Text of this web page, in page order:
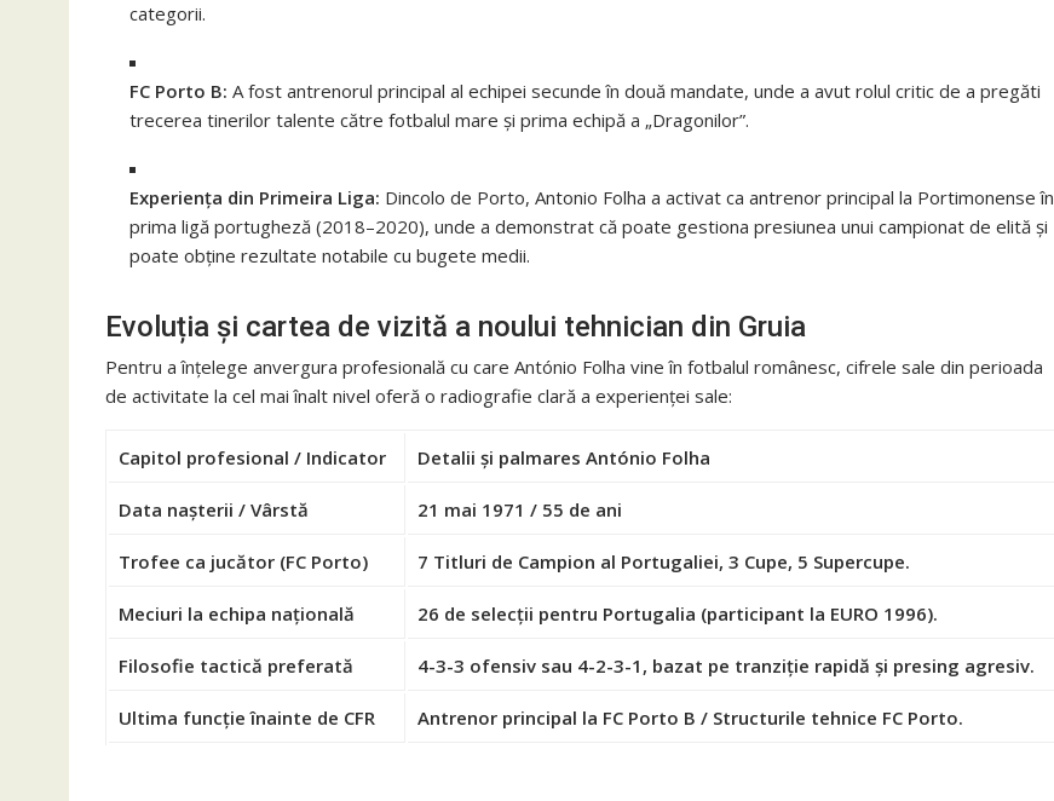
categorii.
FC Porto B: A fost antrenorul principal al echipei secunde în două mandate, unde a avut rolul critic de a pregăti
trecerea tinerilor talente către fotbalul mare și prima echipă a „Dragonilor”.
Experiența din Primeira Liga: Dincolo de Porto, Antonio Folha a activat ca antrenor principal la Portimonense în
prima ligă portugheză (2018–2020), unde a demonstrat că poate gestiona presiunea unui campionat de elită și
poate obține rezultate notabile cu bugete medii.
Evoluția și cartea de vizită a noului tehnician din Gruia
Pentru a înțelege anvergura profesională cu care António Folha vine în fotbalul românesc, cifrele sale din perioada
de activitate la cel mai înalt nivel oferă o radiografie clară a experienței sale:
Capitol profesional / Indicator Detalii și palmares António Folha
Data nașterii / Vârstă 21 mai 1971 / 55 de ani
Trofee ca jucător (FC Porto) 7 Titluri de Campion al Portugaliei, 3 Cupe, 5 Supercupe.
Meciuri la echipa națională 26 de selecții pentru Portugalia (participant la EURO 1996).
Filosofie tactică preferată 4-3-3 ofensiv sau 4-2-3-1, bazat pe tranziție rapidă și presing agresiv.
Ultima funcție înainte de CFR Antrenor principal la FC Porto B / Structurile tehnice FC Porto.